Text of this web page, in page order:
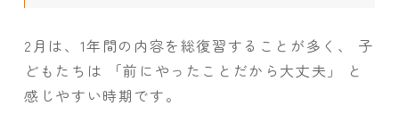
2月は、1年間の内容を総復習することが多く、 子
どもたちは 「前にやったことだから大丈夫」 と
感じやすい時期です。